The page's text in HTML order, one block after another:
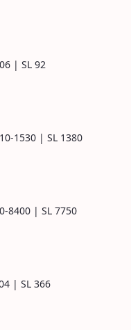
| SL 92
1530 | SL 1380
8400 | SL 7750
| SL 366